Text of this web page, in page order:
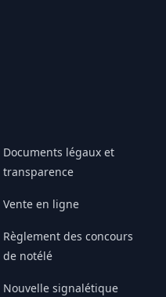
Documents légaux et
transparence
Vente en ligne
Règlement des concours
de notélé
Nouvelle signalétique